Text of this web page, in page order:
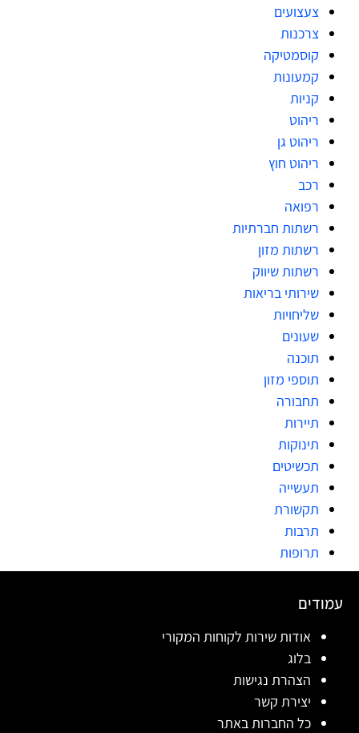
צעצועים
צרכנות
קוסמטיקה
קמעונות
קניות
ריהוט
ריהוט גן
ריהוט חוץ
רכב
רפואה
רשתות חברתיות
רשתות מזון
רשתות שיווק
שירותי בריאות
שליחויות
שעונים
תוכנה
תוספי מזון
תחבורה
תיירות
תינוקות
תכשיטים
תעשייה
תקשורת
תרבות
תרופות
עמודים
אודות שירות לקוחות המקורי
בלוג
הצהרת נגישות
יצירת קשר
כל החברות באתר